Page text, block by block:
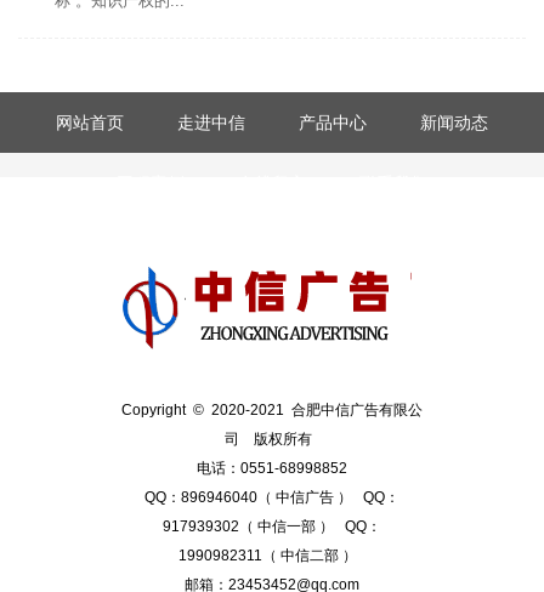
式。 而在国...
的很远，自己是互联...
网站首页 走进中信 产品中心 新闻动态
Copyright © 2020-2021 合肥中信广告有限公
司 版权所有
电话：0551-68998852
QQ：896946040（ 中信广告 ） QQ：
917939302（ 中信一部 ） QQ：
1990982311（ 中信二部 ）
邮箱：23453452@qq.com